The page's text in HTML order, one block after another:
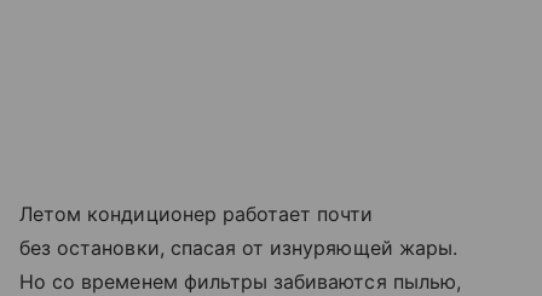
Летом кондиционер работает почти
без остановки, спасая от изнуряющей жары.
Но со временем фильтры забиваются пылью,